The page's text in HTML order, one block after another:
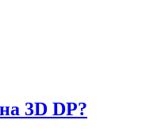
3D DP?